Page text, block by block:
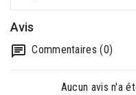
Avis
Commentaires (0)
Aucun avis n'a